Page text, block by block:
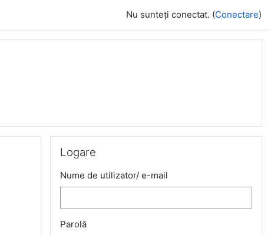
Nu sunteți conectat. (Conectare)
Logare
Nume de utilizator/ e-mail
Parolă